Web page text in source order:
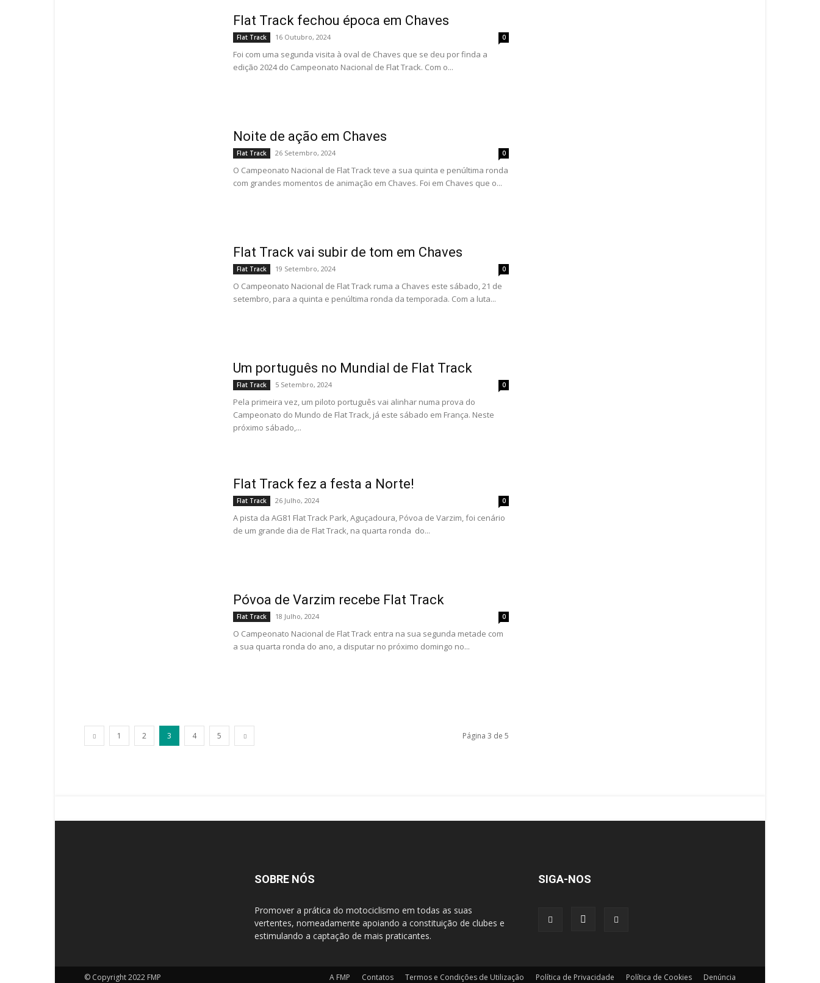
Flat Track fechou época em Chaves
Flat Track 16 Outubro, 2024 0
Foi com uma segunda visita à oval de Chaves que se deu por finda a
edição 2024 do Campeonato Nacional de Flat Track. Com o...
Noite de ação em Chaves
Flat Track 26 Setembro, 2024 0
O Campeonato Nacional de Flat Track teve a sua quinta e penúltima ronda
com grandes momentos de animação em Chaves. Foi em Chaves que o...
Flat Track vai subir de tom em Chaves
Flat Track 19 Setembro, 2024 0
O Campeonato Nacional de Flat Track ruma a Chaves este sábado, 21 de
setembro, para a quinta e penúltima ronda da temporada. Com a luta...
Um português no Mundial de Flat Track
Flat Track 5 Setembro, 2024 0
Pela primeira vez, um piloto português vai alinhar numa prova do
Campeonato do Mundo de Flat Track, já este sábado em França. Neste
próximo sábado,...
Flat Track fez a festa a Norte!
Flat Track 26 Julho, 2024 0
A pista da AG81 Flat Track Park, Aguçadoura, Póvoa de Varzim, foi cenário
de um grande dia de Flat Track, na quarta ronda do...
Póvoa de Varzim recebe Flat Track
Flat Track 18 Julho, 2024 0
O Campeonato Nacional de Flat Track entra na sua segunda metade com
a sua quarta ronda do ano, a disputar no próximo domingo no...
1 2 3 4 5 Página 3 de 5
SOBRE NÓS
Promover a prática do motociclismo em todas as suas
vertentes, nomeadamente apoiando a constituição de clubes e
estimulando a captação de mais praticantes.
SIGA-NOS
A FMP Contatos Termos e Condições de Utilização Política de Privacidade Política de Cookies Denúncia
© Copyright 2022 FMP